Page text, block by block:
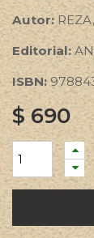
Autor:
Editorial:
ISBN:
$690